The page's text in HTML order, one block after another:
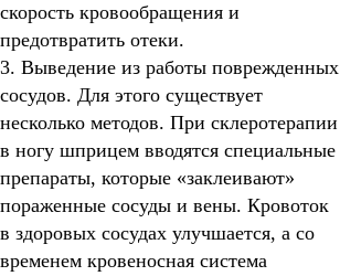
скорость кровообращения и
предотвратить отеки.
3. Выведение из работы поврежденных
сосудов. Для этого существует
несколько методов. При склеротерапии
в ногу шприцем вводятся специальные
препараты, которые «заклеивают»
пораженные сосуды и вены. Кровоток
в здоровых сосудах улучшается, а со
временем кровеносная система